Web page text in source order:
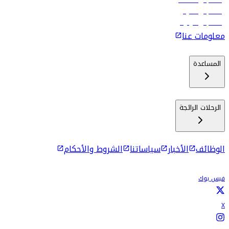
رحلات إلى ماليه
رحلات إلى كولومبو
معلومات عنا
المساعدة
الرحلات الرائجة
الوظائف الأخبار سياساتنا الشروط والأحكام
فيس بوك
X